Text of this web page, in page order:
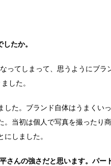
たか。
ってしまって、思うようにブラ
した。
た。ブランド自体はうまくい
当初は個人で写真を撮ったり
しました。
さんの強さだと思います。パー